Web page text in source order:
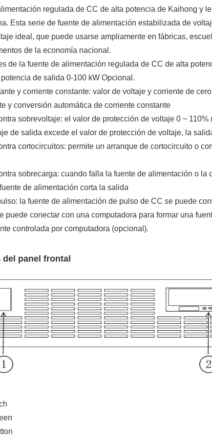
regulada de CC de alta potencia de Kaihong y
Esta serie de fuente de alimentación estabilizada de
ideal, que puede usarse ampliamente en fábricas,
de la economía nacional.
de la fuente de alimentación regulada de CC de alta
de salida 0-100 kW Opcional.
y corriente constante: valor de voltaje y corriente de
y conversión automática de corriente constante
sobrevoltaje: el valor de protección de voltaje 0 ~
de salida excede el valor de protección de voltaje, la
cortocircuitos: permite un arranque de cortocircuito o
sobrecarga: cuando falla la fuente de alimentación o
de alimentación corta la salida
la fuente de alimentación de pulso de CC se puede
puede conectar con una computadora para formar una
controlada por computadora (opcional).
panel frontal